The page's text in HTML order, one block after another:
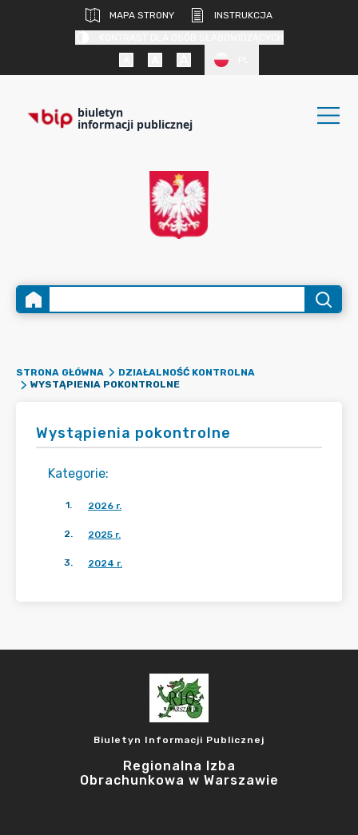
MAPA STRONY
INSTRUKCJA
biuletyn
informacji publicznej
STRONA GŁÓWNA
DZIAŁALNOŚĆ KONTROLNA
WYSTĄPIENIA POKONTROLNE
Wystąpienia pokontrolne
Kategorie:
1. 2026 r.
2. 2025 r.
3. 2024 r.
Biuletyn Informacji Publicznej
Regionalna Izba
Obrachunkowa w Warszawie